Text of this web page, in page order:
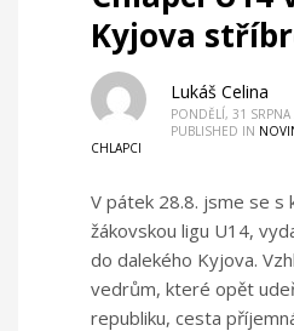
Kyjova
Lukáš Celina
PONDĚLÍ, 31
PUBLISHED IN
CHLAPCI
V pátek 28.8. jsme se s
žákovskou ligu U14,
do dalekého Kyjova.
vedrům, které opět
republiku, cesta